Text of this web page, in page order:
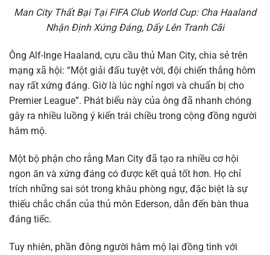
Man City Thất Bại Tại FIFA Club World Cup: Cha Haaland
Nhận Định Xứng Đáng, Dấy Lên Tranh Cãi
Ông Alf-Inge Haaland, cựu cầu thủ Man City, chia sẻ trên
mạng xã hội: “Một giải đấu tuyệt vời, đội chiến thắng hôm
nay rất xứng đáng. Giờ là lúc nghỉ ngơi và chuẩn bị cho
Premier League”. Phát biểu này của ông đã nhanh chóng
gây ra nhiều luồng ý kiến trái chiều trong cộng đồng người
hâm mộ.
Một bộ phận cho rằng Man City đã tạo ra nhiều cơ hội
ngon ăn và xứng đáng có được kết quả tốt hơn. Họ chỉ
trích những sai sót trong khâu phòng ngự, đặc biệt là sự
thiếu chắc chắn của thủ môn Ederson, dẫn đến bàn thua
đáng tiếc.
Tuy nhiên, phần đông người hâm mộ lại đồng tình với